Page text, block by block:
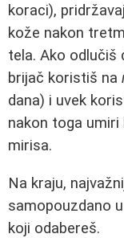
koraci),
kože nakon
tela. Ako odlučiš
brijač koristiš na
dana) i uvek
nakon toga
mirisa.
Na kraju,
samopouzdano
koji odabereš.